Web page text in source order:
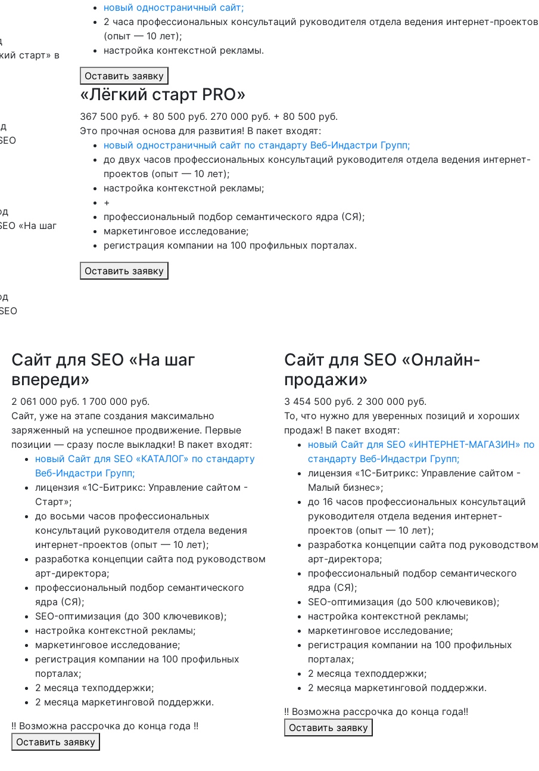
старт» в
«На шаг
новый одностраничный сайт;
2 часа профессиональных консультаций руководителя отдела ведения интернет-проектов
(опыт — 10 лет);
настройка контекстной рекламы.
Оставить заявку
«Лёгкий старт PRO»
367 500 руб. + 80 500 руб. 270 000 руб. + 80 500 руб.
Это прочная основа для развития! В пакет входят:
новый одностраничный сайт по стандарту Веб-Индастри Групп;
до двух часов профессиональных консультаций руководителя отдела ведения интернет-
проектов (опыт — 10 лет);
настройка контекстной рекламы;
+
профессиональный подбор семантического ядра (СЯ);
маркетинговое исследование;
регистрация компании на 100 профильных порталах.
Оставить заявку
Сайт для SEO «На шаг
впереди»
2 061 000 руб. 1 700 000 руб.
Сайт, уже на этапе создания максимально
заряженный на успешное продвижение. Первые
позиции — сразу после выкладки! В пакет входят:
новый Сайт для SEO «КАТАЛОГ» по стандарту
Веб-Индастри Групп;
лицензия «1С-Битрикс: Управление сайтом -
Старт»;
до восьми часов профессиональных
консультаций руководителя отдела ведения
интернет-проектов (опыт — 10 лет);
разработка концепции сайта под руководством
арт-директора;
профессиональный подбор семантического
ядра (СЯ);
SEO-оптимизация (до 300 ключевиков);
настройка контекстной рекламы;
маркетинговое исследование;
регистрация компании на 100 профильных
порталах;
2 месяца техподдержки;
2 месяца маркетинговой поддержки.
!! Возможна рассрочка до конца года !!
Оставить заявку
Сайт для SEO «Онлайн-
продажи»
3 454 500 руб. 2 300 000 руб.
То, что нужно для уверенных позиций и хороших
продаж! В пакет входят:
новый Сайт для SEO «ИНТЕРНЕТ-МАГАЗИН» по
стандарту Веб-Индастри Групп;
лицензия «1С-Битрикс: Управление сайтом -
Малый бизнес»;
до 16 часов профессиональных консультаций
руководителя отдела ведения интернет-
проектов (опыт — 10 лет);
разработка концепции сайта под руководством
арт-директора;
профессиональный подбор семантического
ядра (СЯ);
SEO-оптимизация (до 500 ключевиков);
настройка контекстной рекламы;
маркетинговое исследование;
регистрация компании на 100 профильных
порталах;
2 месяца техподдержки;
2 месяца маркетинговой поддержки.
!! Возможна рассрочка до конца года!!
Оставить заявку